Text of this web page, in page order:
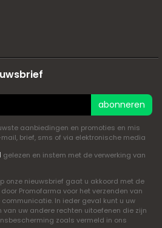
abonneren
aanbiedingen en promoties en mis
brief, sms of via elektronische media
gelezen en instem met de verwerking van
onze nieuwsbrief gaat u akkoord met de
Promofarma voor het verzenden van
In ieder geval kunt u uw
uw andere rechten uitoefenen die zijn
zoals vermeld in ons